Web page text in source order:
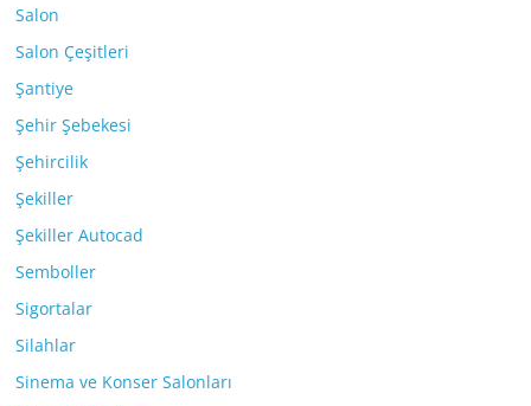
Salon
Salon Çeşitleri
Şantiye
Şehir Şebekesi
Şehircilik
Şekiller
Şekiller Autocad
Semboller
Sigortalar
Silahlar
Sinema ve Konser Salonları